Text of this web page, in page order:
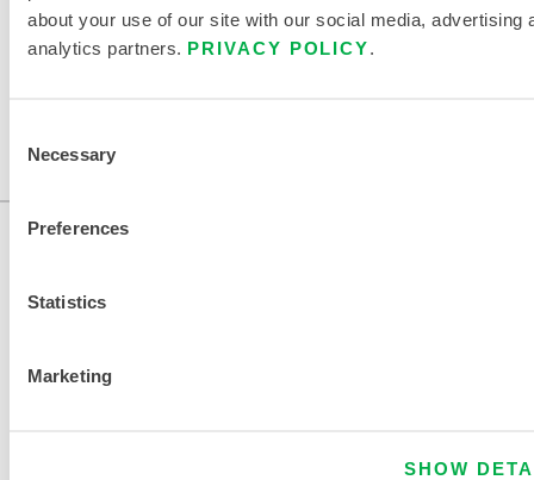
about your use of our site with our social media, advertising
analytics partners. PRIVACY POLICY
Selection
Necessary
Preferences
Statistics
Marketing
SHOW